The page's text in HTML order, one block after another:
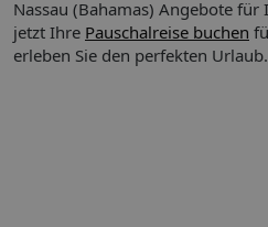
Restaurants: 10
Restaurant "Baccarat":
Nassau (Bahamas) Angebote für
jetzt Ihre Pauschalreise buchen
erleben Sie den perfekten Urlaub.